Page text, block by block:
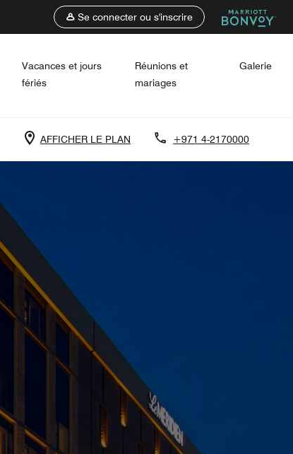
Se connecter ou s'inscrire
Vacances et jours
fériés
Réunions et
mariages
Galerie
AFFICHER LE PLAN +971 4-2170000